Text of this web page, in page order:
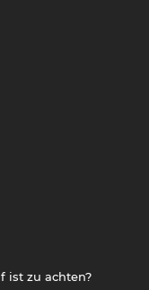
ist zu achten?